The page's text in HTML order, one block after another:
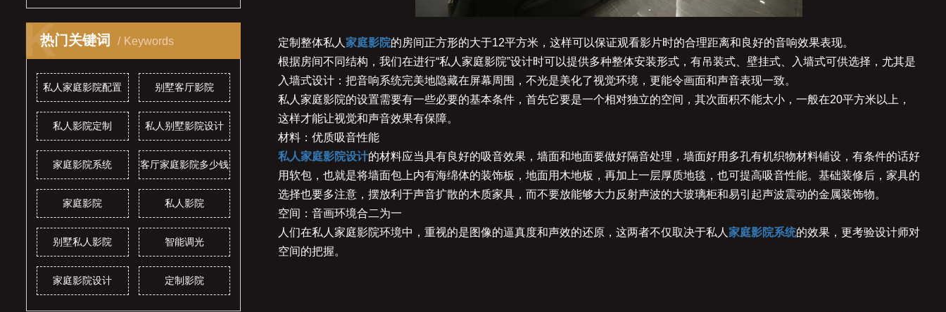
热门关键词 Keywords
K
私人家庭影院配置 别墅客厅影院
私人影院定制 私人别墅影院设计
家庭影院系统 客厅家庭影院多少钱
家庭影院 私人影院
别墅私人影院 智能调光
家庭影院设计 定制影院
定制整体私人 家庭影院的房间正方形的大于12平方米，这样可以保证观看影片时的合理距离和良好的音响效果表现。
根据房间不同结构，我们在进行“私人家庭影院”设计时可以提供多种整体安装形式，有吊装式、壁挂式、入墙式可供选择，尤其是
入墙式设计：把音响系统完美地隐藏在屏幕周围，不光是美化了视觉环境，更能令画面和声音表现一致。
私人家庭影院的设置需要有一些必要的基本条件，首先它要是一个相对独立的空间，其次面积不能太小，一般在20平方米以上，
这样才能让视觉和声音效果有保障。
材料：优质吸音性能
私人家庭影院设计的材料应当具有良好的吸音效果，墙面和地面要做好隔音处理，墙面好用多孔有机织物材料铺设，有条件的话好
用软包，也就是将墙面包上内有海绵体的装饰板，地面用木地板，再加上一层厚质地毯，也可提高吸音性能。基础装修后，家具的
选择也要多注意，摆放利于声音扩散的木质家具，而不要放能够大力反射声波的大玻璃柜和易引起声波震动的金属装饰物。
空间：音画环境合二为一
人们在私人家庭影院环境中，重视的是图像的逼真度和声效的还原，这两者不仅取决于私人 家庭影院系统的效果，更考验设计师对
空间的把握。